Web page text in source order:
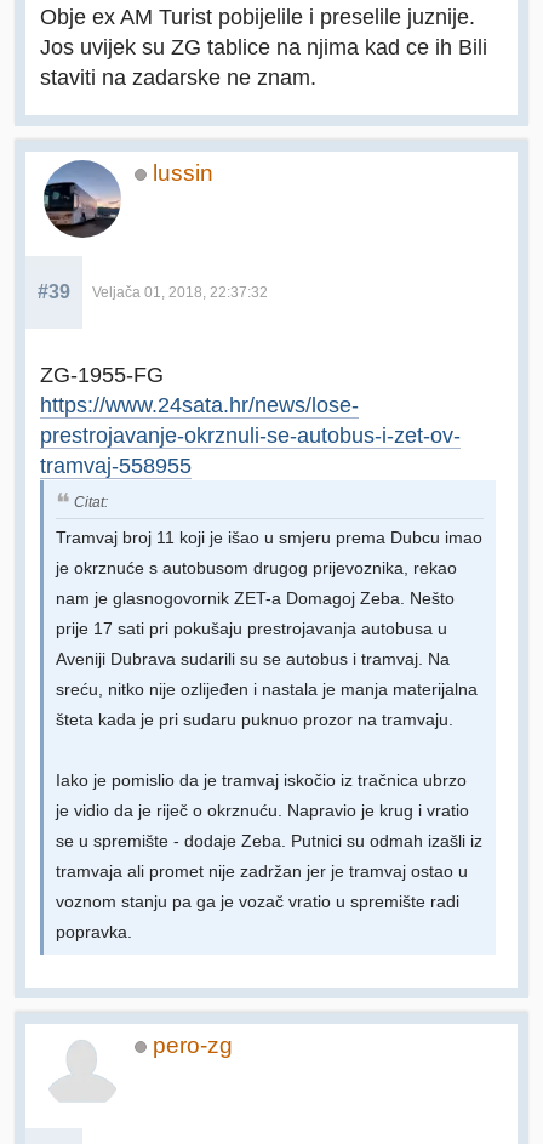
Obje ex AM Turist pobijelile i preselile juznije.
Jos uvijek su ZG tablice na njima kad ce ih Bili
staviti na zadarske ne znam.
lussin
#39 Veljača 01, 2018, 22:37:32
ZG-1955-FG
https://www.24sata.hr/news/lose-
prestrojavanje-okrznuli-se-autobus-i-zet-ov-
tramvaj-558955
Citat:
Tramvaj broj 11 koji je išao u smjeru prema Dubcu imao
je okrznuće s autobusom drugog prijevoznika, rekao
nam je glasnogovornik ZET-a Domagoj Zeba. Nešto
prije 17 sati pri pokušaju prestrojavanja autobusa u
Aveniji Dubrava sudarili su se autobus i tramvaj. Na
sreću, nitko nije ozlijeđen i nastala je manja materijalna
šteta kada je pri sudaru puknuo prozor na tramvaju.
Iako je pomislio da je tramvaj iskočio iz tračnica ubrzo
je vidio da je riječ o okrznuću. Napravio je krug i vratio
se u spremište - dodaje Zeba. Putnici su odmah izašli iz
tramvaja ali promet nije zadržan jer je tramvaj ostao u
voznom stanju pa ga je vozač vratio u spremište radi
popravka.
pero-zg